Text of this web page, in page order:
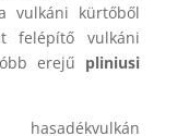
vulkáni kürtőből
felépítő vulkáni
erejű pliniusi